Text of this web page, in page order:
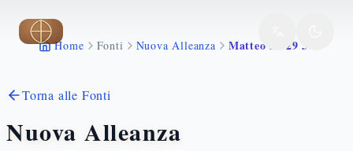
Vai al contenuto principale
Home Fonti Nuova Alleanza Matteo 20 29 34
Torna alle Fonti
Nuova Alleanza